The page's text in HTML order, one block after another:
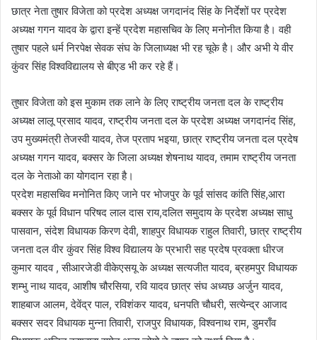
छात्र नेता तुषार विजेता को प्रदेश अध्यक्ष जगदानंद सिंह के निर्देशों पर प्रदेश
अध्यक्ष गगन यादव के द्वारा इन्हें प्रदेश महासचिव के लिए मनोनीत किया है। वही
तुषार पहले धर्म निरपेक्ष सेवक संघ के जिलाध्यक्ष भी रह चूके है। और अभी ये वीर
कुंवर सिंह विश्वविद्यालय से बीएड भी कर रहे हैं।
तुषार विजेता को इस मुकाम तक लाने के लिए राष्ट्रीय जनता दल के राष्ट्रीय
अध्यक्ष लालू प्रसाद यादव, राष्ट्रीय जनता दल के प्रदेश अध्यक्ष जगदानंद सिंह,
उप मुख्यमंत्री तेजस्वी यादव, तेज प्रताप भइया, छात्र राष्ट्रीय जनता दल प्रदेष
अध्यक्ष गगन यादव, बक्सर के जिला अध्यक्ष शेषनाथ यादव, तमाम राष्ट्रीय जनता
दल के नेताओ का योगदान रहा है।
प्रदेश महासचिव मनोनित किए जाने पर भोजपुर के पूर्व सांसद कांति सिंह,आरा
बक्सर के पूर्व विधान परिषद लाल दास राय,दलित समुदाय के प्रदेश अध्यक्ष साधु
पासवान, संदेश विधायक किरण देवी, शाहपुर विधायक राहुल तिवारी, छात्र राष्ट्रीय
जनता दल वीर कुंवर सिंह विश्व विद्यालय के प्रभारी सह प्रदेष प्रवक्ता धीरज
कुमार यादव , सीआरजेडी वीकेएसयू के अध्यक्ष सत्यजीत यादव, ब्रहमपुर विधायक
शम्भु नाथ यादव, आशीष चौरसिया, रवि यादव छात्र संघ अध्यछ अर्जुन यादव,
शाहबाज आलम, देवेंद्र पाल, रविशंकर यादव, धनपति चौधरी, सत्येन्द्र आजाद
बक्सर सदर विधायक मुन्ना तिवारी, राजपुर विधायक, विश्वनाथ राम, डुमराँव